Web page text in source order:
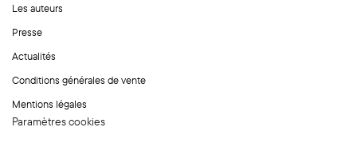
Les auteurs
Presse
Actualités
Conditions générales de vente
Mentions légales
Paramètres cookies